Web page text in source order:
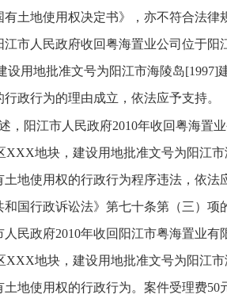
有土地使用权决定书》，亦不符合法律
江市人民政府收回粤海置业公司位于阳
设用地批准文号为阳江市海陵岛[1997]
政行为的理由成立，依法应予支持。
，阳江市人民政府2010年收回粤海置
XXX地块，建设用地批准文号为阳江市
土地使用权的行政行为程序违法，依法
和国行政诉讼法》第七十条第（三）项
人民政府2010年收回阳江市粤海置业有
XXX地块，建设用地批准文号为阳江市
土地使用权的行政行为。案件受理费50